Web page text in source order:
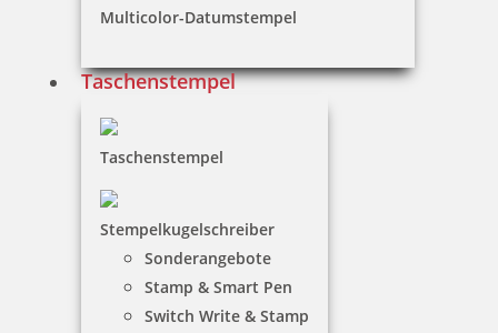
Multicolor-Datumstempel
Taschenstempel
Taschenstempel
Stempelkugelschreiber
Sonderangebote
Stamp & Smart Pen
Switch Write & Stamp
Schornsteinfeger und Kaminkehrer finden
Anwendung z. B. als Firmenstempel, als Nachweis
über erbrachte Leistungen beim Kehren und
Reinigen der Schornsteine oder als Prüfstempel bei